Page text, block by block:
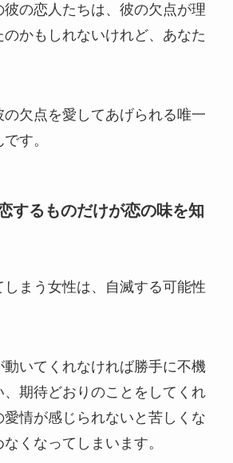
彼の恋人たちは、彼の欠点が理
かもしれないけれど、あなた
欠点を愛してあげられる唯一
す。
するものだけが恋の味を知
まう女性は、自滅する可能性
いてくれなければ勝手に不機
期待どおりのことをしてくれ
情が感じられないと苦しくな
くなってしまいます。